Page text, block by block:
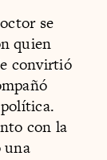
se
quien
convirtió
con la
una